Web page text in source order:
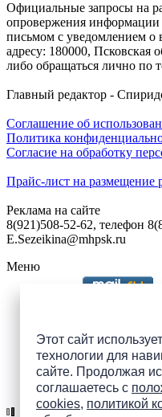
Этот сайт
технологии для
сайте. Продолжая
соглашаетесь с
cookies, политикой
Официальные запросы на
опровержения информации
письмом с уведомлением о
адресу: 180000, Псковская
либо обращаться лично по
Главный редактор -
Соглашение об
Политика
Согласие на обработку
Прайс-лист на размещение
Реклама на сайте
8(921)508-52-62, телефон
E.Sezeikina@mhpsk.ru
Меню
Подпишись на
ПАИ в соцсетях!